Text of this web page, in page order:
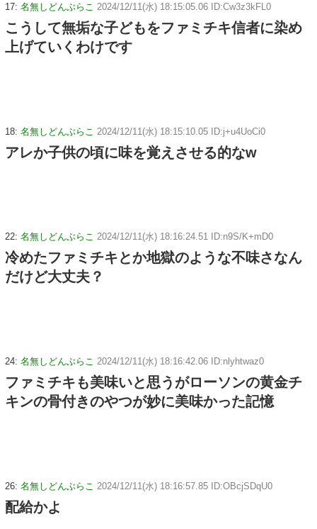
17: 名無しどんぶらこ 2024/12/11(水) 18:15:05.06 ID:Cw3z3kFL0
こうして無垢な子どもをファミチキ信者に染め
上げていくわけです
18: 名無しどんぶらこ 2024/12/11(水) 18:15:10.05 ID:j+u4UoCi0
アレか子供の頃に味を覚えさせる的なw
22: 名無しどんぶらこ 2024/12/11(水) 18:16:24.51 ID:n9S/K+mD0
冷めたファミチキとか地獄のような不味さなん
だけど大丈夫？
24: 名無しどんぶらこ 2024/12/11(水) 18:16:42.06 ID:nlyhtwaz0
ファミチキも美味いと思うがローソンの黄金チ
キンの骨付きのやつが妙に美味かった記憶
26: 名無しどんぶらこ 2024/12/11(水) 18:16:57.85 ID:OBcjSDqU0
配給かよ